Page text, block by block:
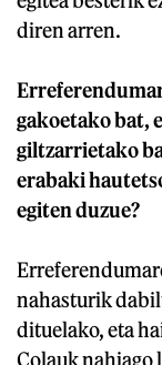
diren arren.
gakoetako bat,
giltzarrietako
erabaki
egiten duzue?
nahasturik
dituelako, eta
Colauk nahiago